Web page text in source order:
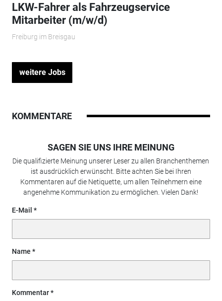
LKW-Fahrer als Fahrzeugservice
Mitarbeiter (m/w/d)
Freiburg im Breisgau
weitere Jobs
KOMMENTARE
SAGEN SIE UNS IHRE MEINUNG
Die qualifizierte Meinung unserer Leser zu allen Branchenthemen
ist ausdrücklich erwünscht. Bitte achten Sie bei Ihren
Kommentaren auf die Netiquette, um allen Teilnehmern eine
angenehme Kommunikation zu ermöglichen. Vielen Dank!
E-Mail
Name
Kommentar